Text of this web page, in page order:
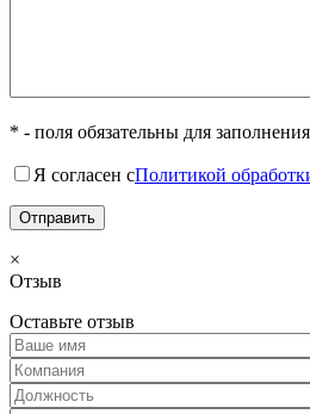
* - поля обязательны для заполнения
Я согласен сПолитикой
×
Отзыв
Оставьте отзыв